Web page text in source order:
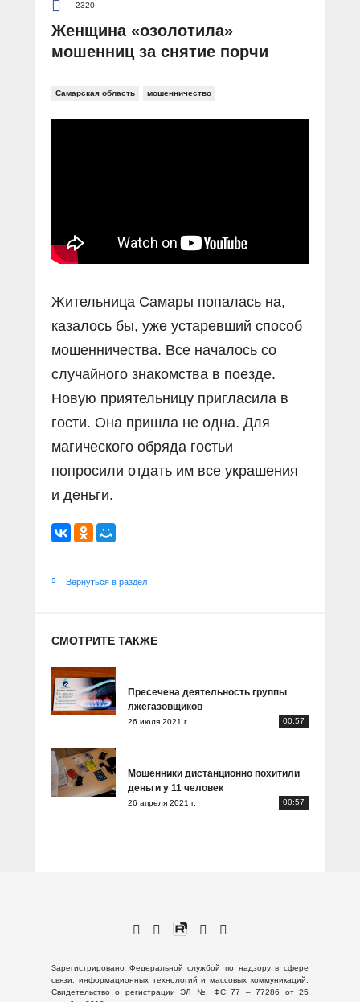
2320
Женщина «озолотила»
мошенниц за снятие порчи
Самарская область мошенничество
Жительница Самары попалась на,
казалось бы, уже устаревший способ
мошенничества. Все началось со
случайного знакомства в поезде.
Новую приятельницу пригласила в
гости. Она пришла не одна. Для
магического обряда гостьи
попросили отдать им все украшения
и деньги.
Вернуться в раздел
СМОТРИТЕ ТАКЖЕ
Пресечена деятельность группы
лжегазовщиков
26 июля 2021 г. 00:57
Мошенники дистанционно похитили
деньги у 11 человек
26 апреля 2021 г. 00:57
Зарегистрировано Федеральной службой по надзору в сфере
связи, информационных технологий и массовых коммуникаций.
Свидетельство о регистрации ЭЛ № ФС 77 – 77286 от 25